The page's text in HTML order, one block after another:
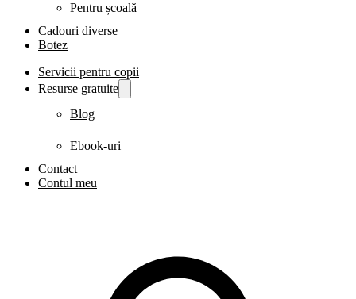
Pentru școală
Cadouri diverse
Botez
Servicii pentru copii
Resurse gratuite
Blog
Ebook-uri
Contact
Contul meu